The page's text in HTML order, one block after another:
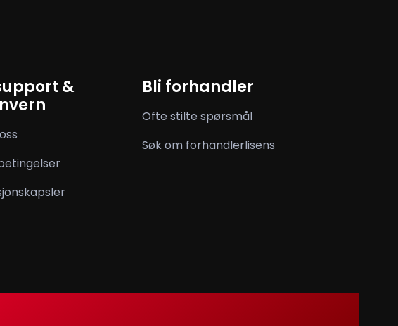
&
Bli forhandler
Ofte stilte spørsmål
Søk om forhandlerlisens